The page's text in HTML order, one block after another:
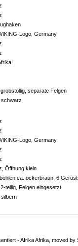
Logo, Germany
separate Felgen
Logo, Germany
Öffnung klein
ca. ockerbraun, 6
teilig, Felgen eingesetzt
- Afrika Afrika, moved by